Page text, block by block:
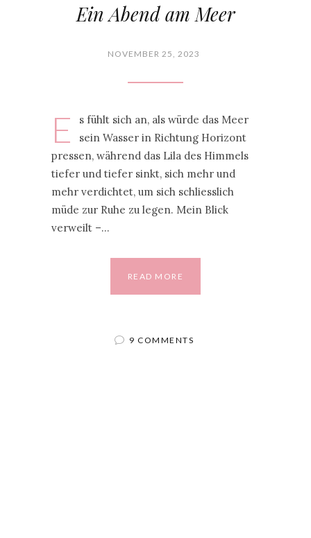
Ein Abend am Meer
NOVEMBER 25, 2023
E
s fühlt sich an, als würde das Meer
sein Wasser in Richtung Horizont
pressen, während das Lila des Himmels
tiefer und tiefer sinkt, sich mehr und
mehr verdichtet, um sich schliesslich
müde zur Ruhe zu legen. Mein Blick
verweilt –…
READ MORE
9 COMMENTS